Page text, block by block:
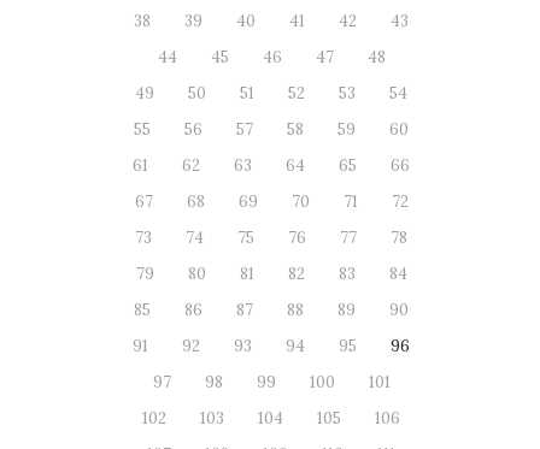
38
39 40 41 42
43
44
45 46 47
48
49
50 51 52 53
54
55
56 57 58 59
60
61
62 63 64 65
66
67
68 69 70 71
72
73
74 75 76 77
78
79
80 81 82 83
84
85
86 87 88 89
90
91
92 93 94 95
96
97
98 99 100
101
102
103 104 105
106